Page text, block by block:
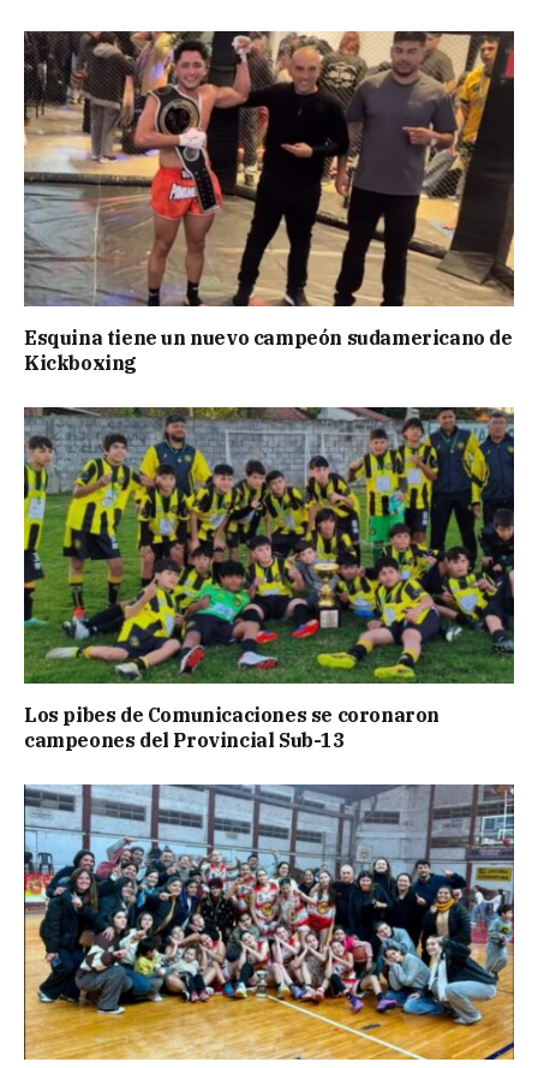
Esquina tiene un nuevo campeón sudamericano de
Kickboxing
Los pibes de Comunicaciones se coronaron
campeones del Provincial Sub-13